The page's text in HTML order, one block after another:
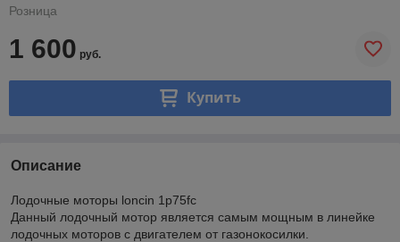
Розница
1 600 руб.
Купить
Описание
Лодочные моторы loncin 1p75fc
Данный лодочный мотор является самым мощным в линейке
лодочных моторов с двигателем от газонокосилки.